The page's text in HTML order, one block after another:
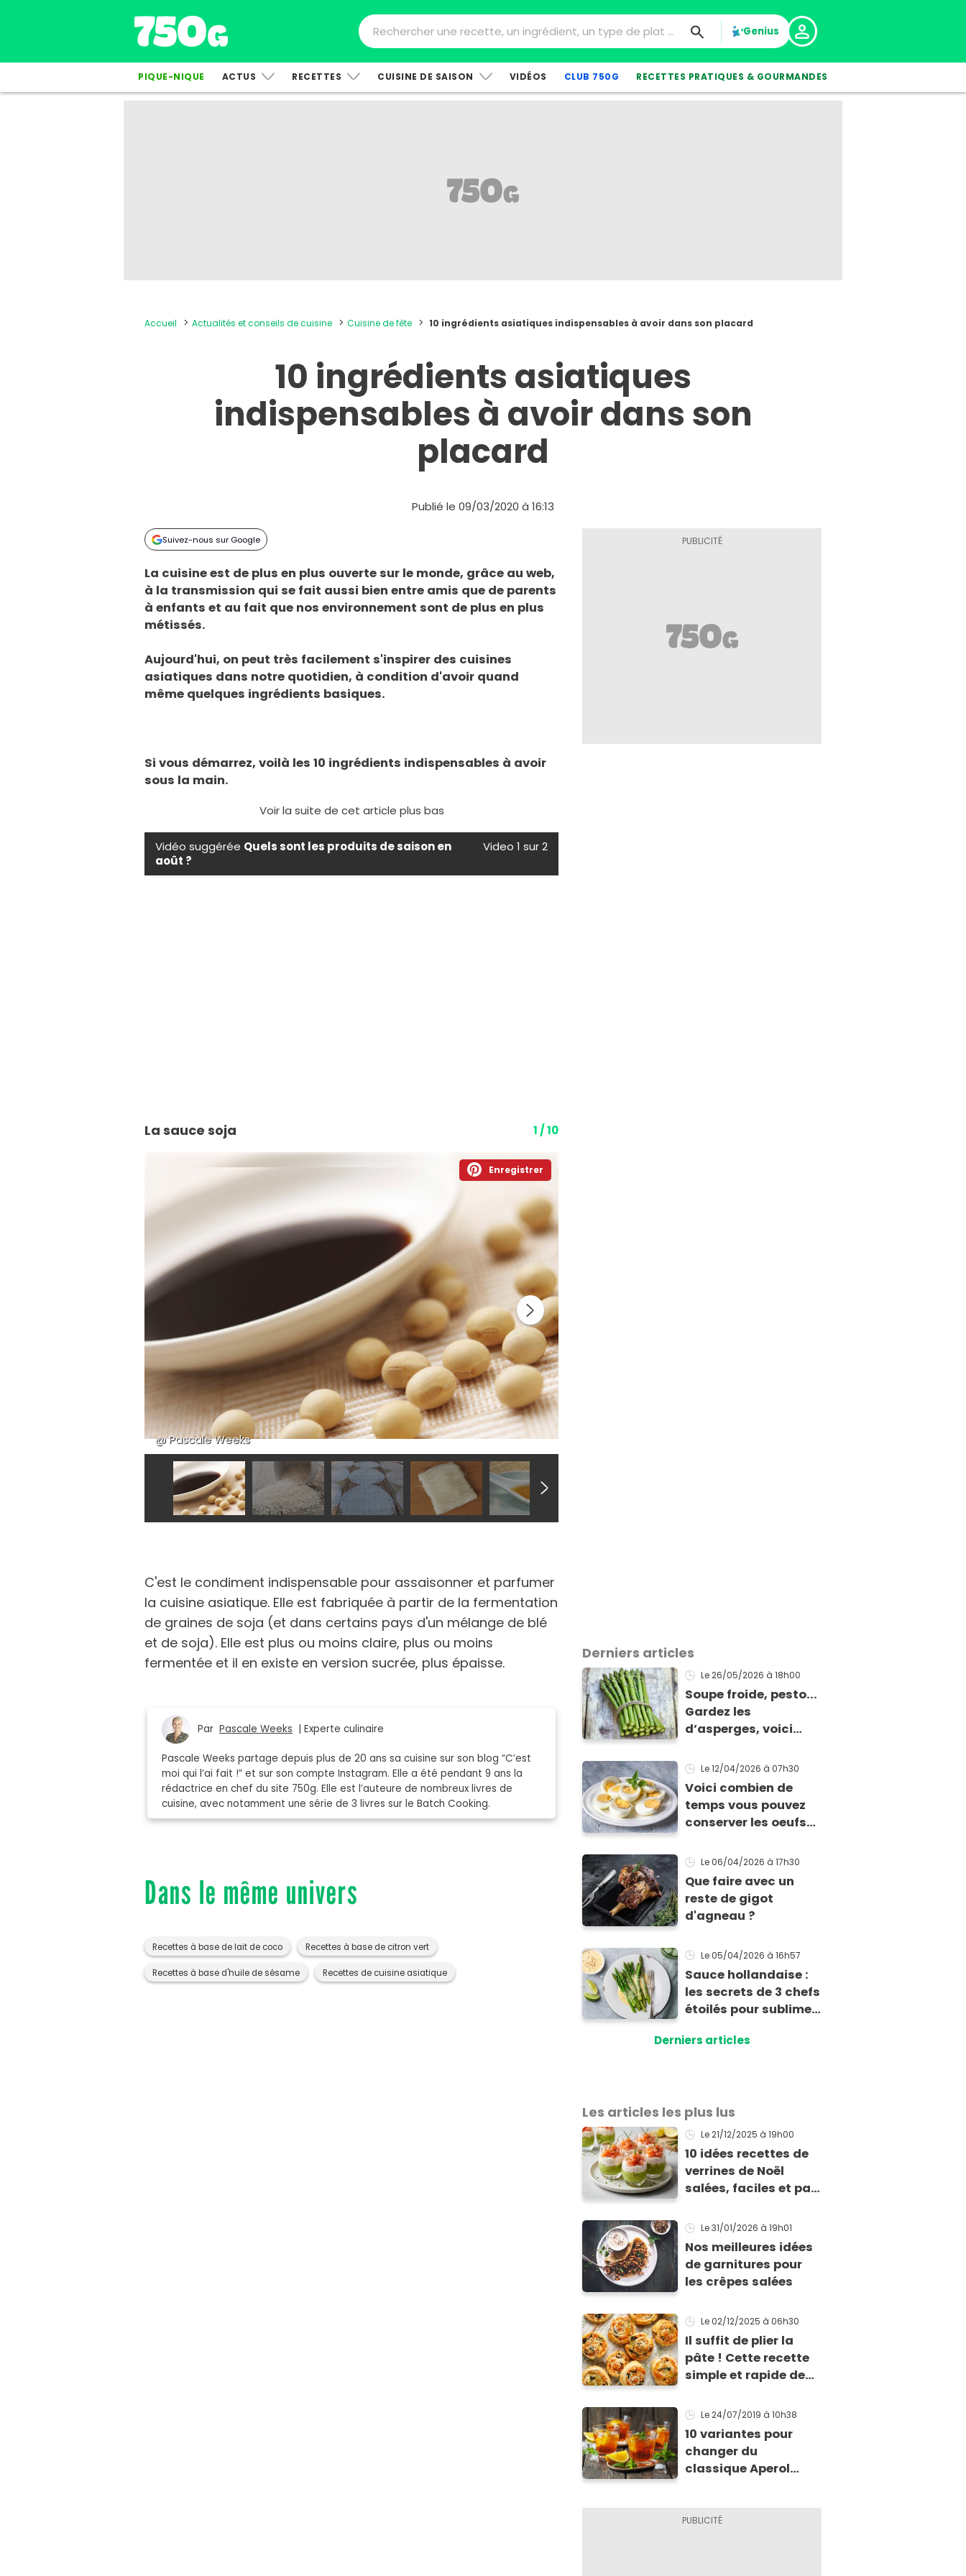
Genius
PIQUE-NIQUE ACTUS RECETTES CUISINE DE SAISON VIDÉOS CLUB 750G RECETTES PRATIQUES & GOURMANDES
Accueil Actualités et conseils de cuisine Cuisine de fête 10 ingrédients asiatiques indispensables à avoir dans son placard
10 ingrédients asiatiques
indispensables à avoir dans son
placard
Publié le 09/03/2020 à 16:13
Suivez-nous sur Google
La cuisine est de plus en plus ouverte sur le monde, grâce au web,
à la transmission qui se fait aussi bien entre amis que de parents
à enfants et au fait que nos environnement sont de plus en plus
métissés.
Aujourd'hui, on peut très facilement s'inspirer des cuisines
asiatiques dans notre quotidien, à condition d'avoir quand
même quelques ingrédients basiques.
Si vous démarrez, voilà les 10 ingrédients indispensables à avoir
sous la main.
Voir la suite de cet article plus bas
Vidéo suggérée Quels sont les produits de saison en
août ?
Video 1 sur 2
La sauce soja 1 / 10
@ Pascale Weeks
Enregistrer
C'est le condiment indispensable pour assaisonner et parfumer
la cuisine asiatique. Elle est fabriquée à partir de la fermentation
de graines de soja (et dans certains pays d'un mélange de blé
et de soja). Elle est plus ou moins claire, plus ou moins
fermentée et il en existe en version sucrée, plus épaisse.
ParPascale Weeks | Experte culinaire
Pascale Weeks partage depuis plus de 20 ans sa cuisine sur son blog “C’est
moi qui l’ai fait !” et sur son compte Instagram. Elle a été pendant 9 ans la
rédactrice en chef du site 750g. Elle est l’auteure de nombreux livres de
cuisine, avec notamment une série de 3 livres sur le Batch Cooking.
Dans le même univers
Recettes à base de lait de coco Recettes à base de citron vert
Recettes à base d'huile de sésame Recettes de cuisine asiatique
Derniers articles
Le 26/05/2026 à 18h00
Soupe froide, pesto...
Gardez les
d’asperges, voici
!
Le 12/04/2026 à 07h30
Voici combien de
temps vous pouvez
conserver les oeufs
cuisson
Le 06/04/2026 à 17h30
Que faire avec un
reste de gigot
d'agneau ?
Le 05/04/2026 à 16h57
Sauce hollandaise :
les secrets de 3 chefs
étoilés pour sublimer
Derniers articles
Les articles les plus lus
Le 21/12/2025 à 19h00
10 idées recettes de
verrines de Noël
salées, faciles et pas
Le 31/01/2026 à 19h01
Nos meilleures idées
de garnitures pour
les crêpes salées
Le 02/12/2025 à 06h30
Il suffit de plier la
pâte ! Cette recette
simple et rapide de
sauver pour l’apéritif
de Noël
Le 24/07/2019 à 10h38
10 variantes pour
changer du
classique Aperol